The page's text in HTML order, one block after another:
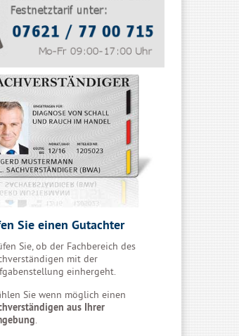
Sie einen Gutachter
Sie, ob der Fachbereich des
mit der
einhergeht.
Sie wenn möglich einen
aus Ihrer
.